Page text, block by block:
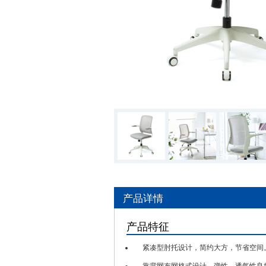
产品详情
产品特征
紧凑型肘托设计，简约大方，节省空间